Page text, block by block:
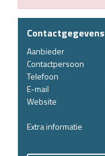
Contactgegevens
Aanbieder
Contactpersoon
Telefoon
E-mail
Website
Extra informatie